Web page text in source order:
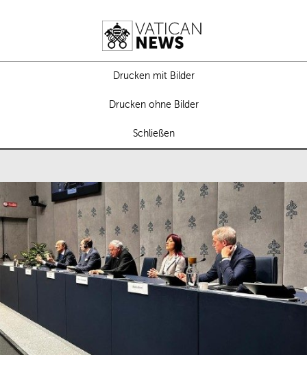
Drucken mit Bilder
Drucken ohne Bilder
Schließen